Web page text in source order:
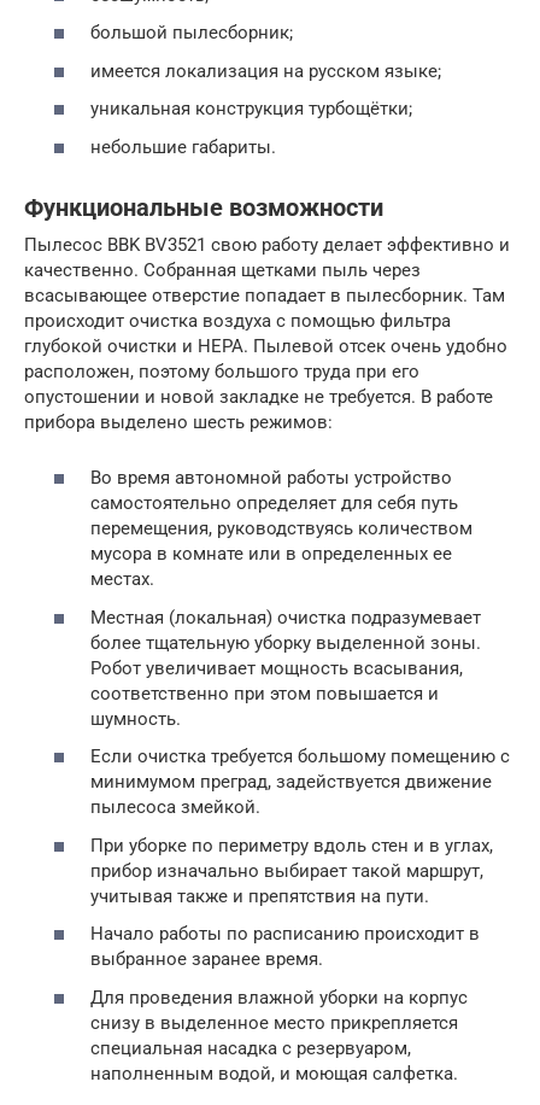
большой пылесборник;
имеется локализация на русском языке;
уникальная конструкция турбощётки;
небольшие габариты.
Функциональные возможности
Пылесос BBK BV3521 свою работу делает эффективно и
качественно. Собранная щетками пыль через
всасывающее отверстие попадает в пылесборник. Там
происходит очистка воздуха с помощью фильтра
глубокой очистки и НЕРА. Пылевой отсек очень удобно
расположен, поэтому большого труда при его
опустошении и новой закладке не требуется. В работе
прибора выделено шесть режимов:
Во время автономной работы устройство
самостоятельно определяет для себя путь
перемещения, руководствуясь количеством
мусора в комнате или в определенных ее
местах.
Местная (локальная) очистка подразумевает
более тщательную уборку выделенной зоны.
Робот увеличивает мощность всасывания,
соответственно при этом повышается и
шумность.
Если очистка требуется большому помещению с
минимумом преград, задействуется движение
пылесоса змейкой.
При уборке по периметру вдоль стен и в углах,
прибор изначально выбирает такой маршрут,
учитывая также и препятствия на пути.
Начало работы по расписанию происходит в
выбранное заранее время.
Для проведения влажной уборки на корпус
снизу в выделенное место прикрепляется
специальная насадка с резервуаром,
наполненным водой, и моющая салфетка.